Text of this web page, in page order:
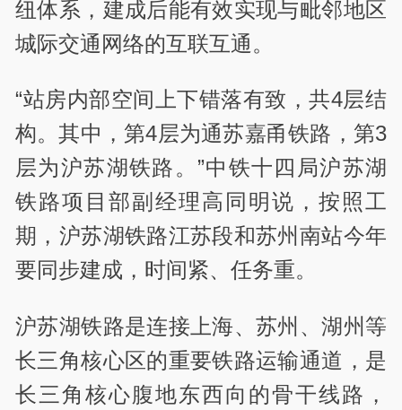
纽体系，建成后能有效实现与毗邻地区
城际交通网络的互联互通。
“站房内部空间上下错落有致，共4层结
构。其中，第4层为通苏嘉甬铁路，第3
层为沪苏湖铁路。”中铁十四局沪苏湖
铁路项目部副经理高同明说，按照工
期，沪苏湖铁路江苏段和苏州南站今年
要同步建成，时间紧、任务重。
沪苏湖铁路是连接上海、苏州、湖州等
长三角核心区的重要铁路运输通道，是
长三角核心腹地东西向的骨干线路，